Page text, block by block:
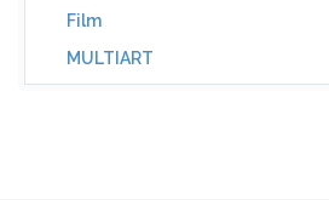
Film
MULTIART